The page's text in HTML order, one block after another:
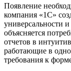
Появление
компания «1С»
универсальности
объясняется
отчетов в
работающие в
требования к